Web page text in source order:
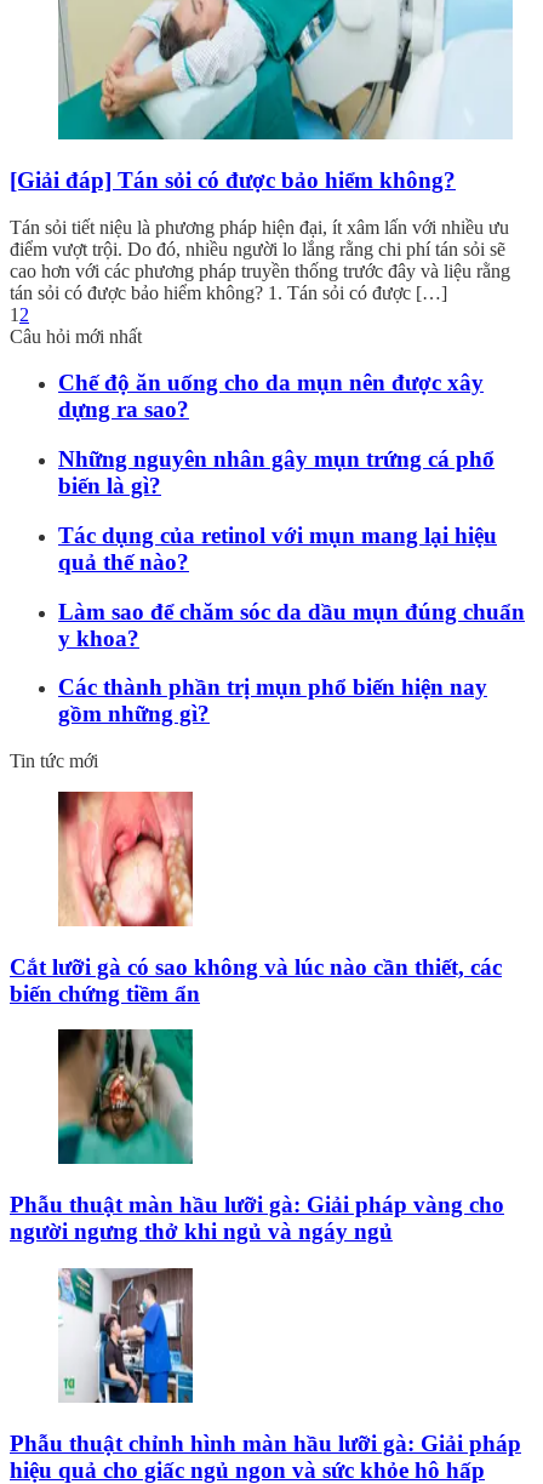
[Giải đáp] Tán sỏi có được bảo hiểm không?
Tán sỏi tiết niệu là phương pháp hiện đại, ít xâm lấn với nhiều ưu
điểm vượt trội. Do đó, nhiều người lo lắng rằng chi phí tán sỏi sẽ
cao hơn với các phương pháp truyền thống trước đây và liệu rằng
tán sỏi có được bảo hiểm không? 1. Tán sỏi có được […]
1 2
Câu hỏi mới nhất
Chế độ ăn uống cho da mụn nên được xây
dựng ra sao?
Những nguyên nhân gây mụn trứng cá phổ
biến là gì?
Tác dụng của retinol với mụn mang lại hiệu
quả thế nào?
Làm sao để chăm sóc da dầu mụn đúng chuẩn
y khoa?
Các thành phần trị mụn phổ biến hiện nay
gồm những gì?
Tin tức mới
Cắt lưỡi gà có sao không và lúc nào cần thiết, các
biến chứng tiềm ẩn
Phẫu thuật màn hầu lưỡi gà: Giải pháp vàng cho
người ngưng thở khi ngủ và ngáy ngủ
Phẫu thuật chỉnh hình màn hầu lưỡi gà: Giải pháp
hiệu quả cho giấc ngủ ngon và sức khỏe hô hấp